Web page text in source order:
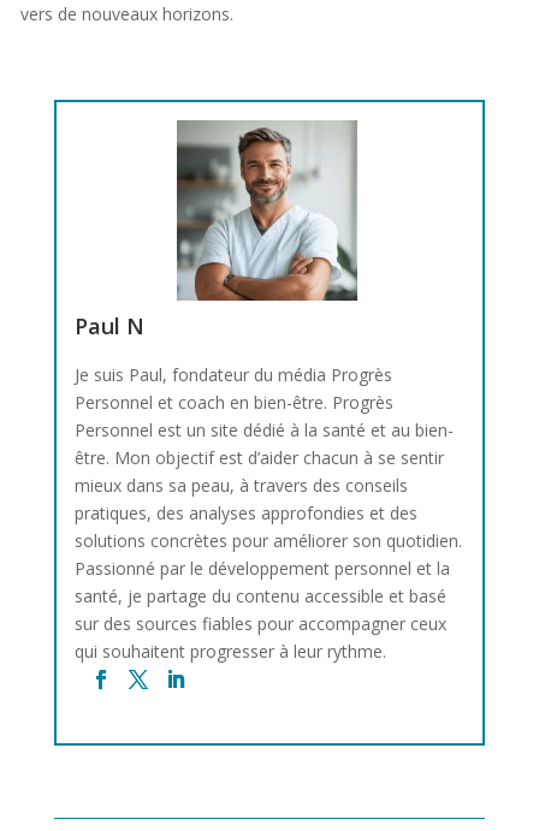
vers de nouveaux horizons.
Paul N
Je suis Paul, fondateur du média Progrès
Personnel et coach en bien-être. Progrès
Personnel est un site dédié à la santé et au bien-
être. Mon objectif est d’aider chacun à se sentir
mieux dans sa peau, à travers des conseils
pratiques, des analyses approfondies et des
solutions concrètes pour améliorer son quotidien.
Passionné par le développement personnel et la
santé, je partage du contenu accessible et basé
sur des sources fiables pour accompagner ceux
qui souhaitent progresser à leur rythme.